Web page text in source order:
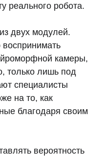
реального робота.
двух модулей.
камеры,
только лишь под
специалисты
на то, как
благодаря своим
вероятность